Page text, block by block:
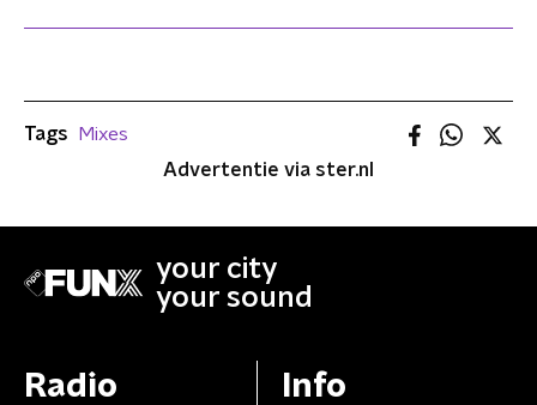
Tags
Mixes
Advertentie via ster.nl
your city
your sound
Radio Info